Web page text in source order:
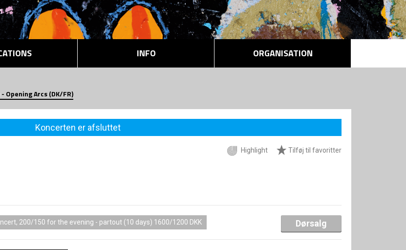
INFO ORGANISATION
Opening Arcs (DK/FR)
Koncerten er afsluttet
Highlight Tilføj til favoritter
200/150 for the evening - partout (10 days) 1600/1200 DKK Dørsalg